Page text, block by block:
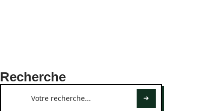
Recherche